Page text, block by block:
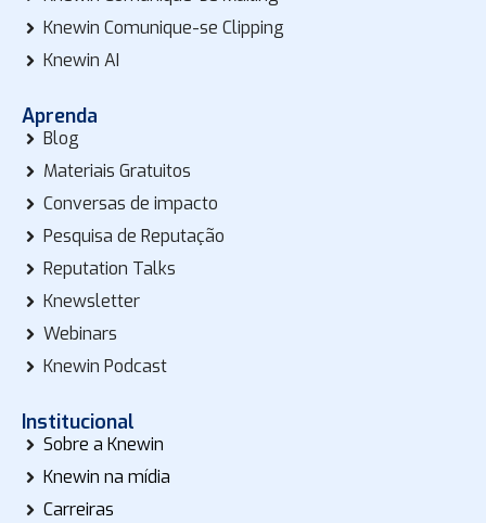
Knewin Comunique-se Clipping
Knewin AI
Aprenda
Blog
Materiais Gratuitos
Conversas de impacto
Pesquisa de Reputação
Reputation Talks
Knewsletter
Webinars
Knewin Podcast
Institucional
Sobre a Knewin
Knewin na mídia
Carreiras